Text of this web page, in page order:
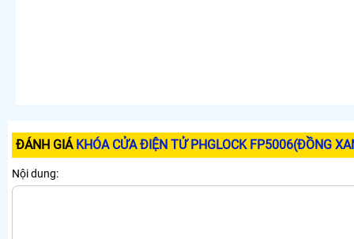
ĐÁNH GIÁ KHÓA CỬA ĐIỆN TỬ PHGLOCK FP5006(ĐỒNG
Nội dung: